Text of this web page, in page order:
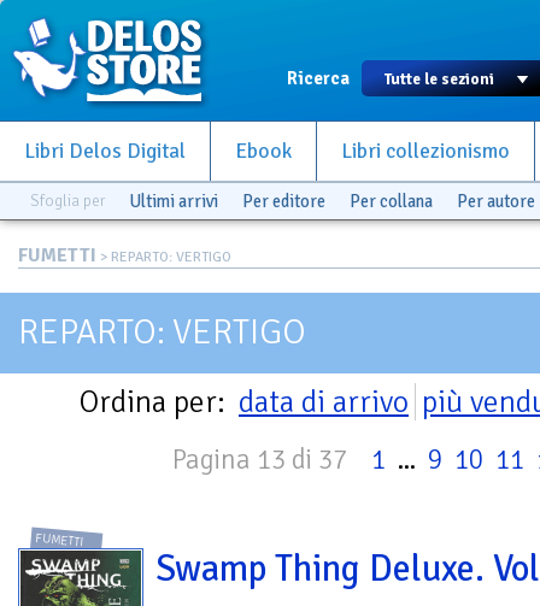
Ricerca
Libri Delos Digital Ebook Libri collezionismo
Sfoglia per Ultimi arrivi Per editore Per collana Per autore
FUMETTI > REPARTO: VERTIGO
REPARTO: VERTIGO
Ordina per: data di arrivo più
Pagina 13 di 37 1 ... 9 10 11
FUMETTI
Swamp Thing Deluxe.